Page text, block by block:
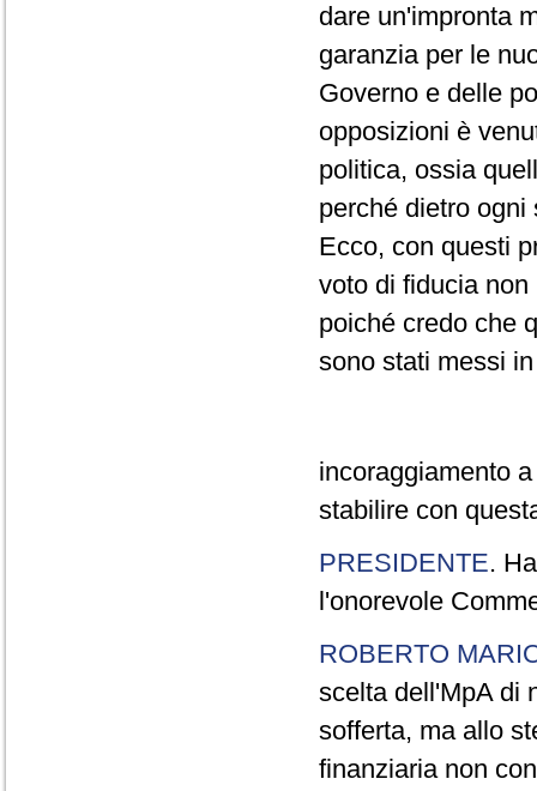
dare un'impronta
garanzia per le
Governo e delle
opposizioni è
politica, ossia
perché dietro
Ecco, con questi
voto di fiducia
poiché credo che
sono stati messi
incoraggiamento
stabilire con
PRESIDENTE.
l'onorevole
ROBERTO
scelta dell'MpA di
sofferta, ma allo
finanziaria non